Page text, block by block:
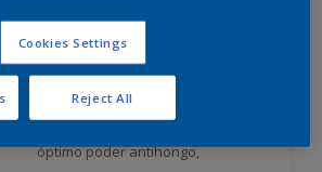
mercado, utiliza la tecnología más
moderna en desarrollo y
elaboración de pinturas;
permite obtener un producto: Con
excelente poder cubriente,
óptimo poder antihongo,
Cookies Settings
Reject All